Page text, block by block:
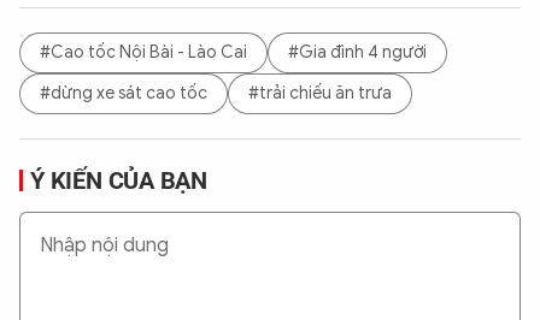
#Cao tốc Nội Bài - Lào Cai
#Gia đình 4 người
#dừng xe sát cao tốc
#trải chiếu ăn trưa
Ý KIẾN CỦA BẠN